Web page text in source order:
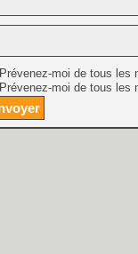
Prévenez-moi de tous les
Prévenez-moi de tous les